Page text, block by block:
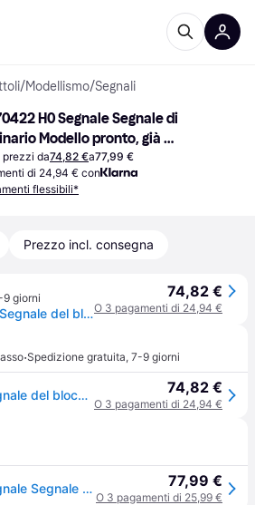
/Modellismo/Segnali
H0 Segnale Segnale di
Modello pronto, già
da74,82 €a77,99 €
di 24,94 € con
flessibili*
Prezzo incl. consegna
9 giorni
Märklin H0 70422 Segnale del blocco di binario
74,82 €
O 3 pagamenti di 24,94 €
·Spedizione gratuita, 7-9 giorni
Märklin H0 70422 Segnale del blocco di binario 74,82 €
O 3 pagamenti di 24,94 €
Märklin 70422 H0 Segnale Segnale di blocco binario Modello pronto, già assemblato 77,99 €
O 3 pagamenti di 25,99 €